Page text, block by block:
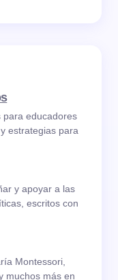
para educadores
estrategias para
y apoyar a las
escritos con
Montessori,
muchos más en